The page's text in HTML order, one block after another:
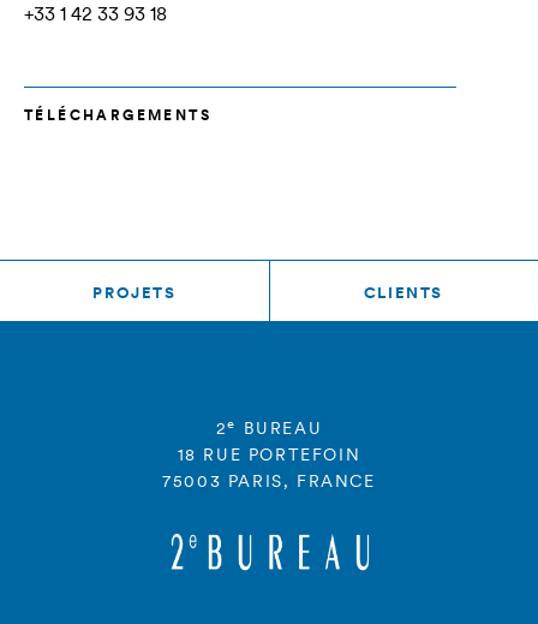
+33 1 42 33 93 18
TÉLÉCHARGEMENTS
PROJETS CLIENTS
2e
BUREAU
18 RUE PORTEFOIN
75003 PARIS, FRANCE